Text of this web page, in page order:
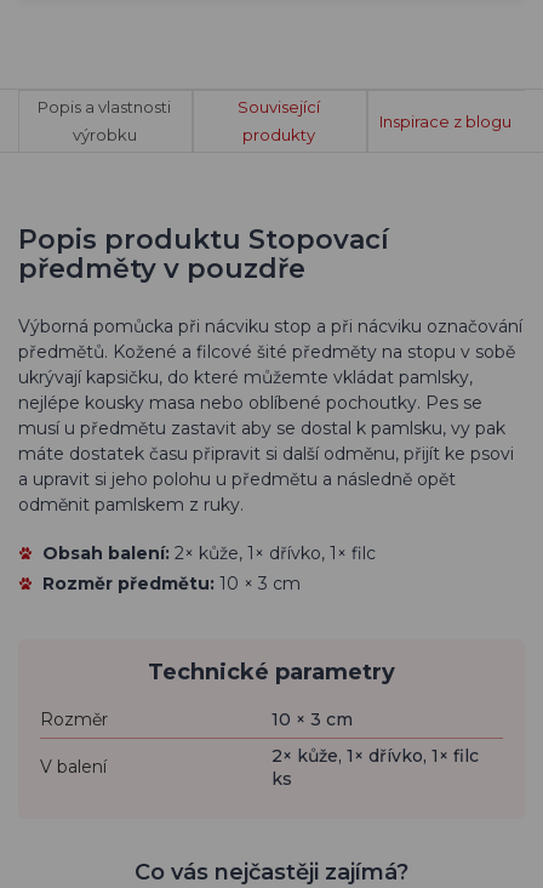
Popis a vlastnosti
výrobku
Související
produkty
Inspirace z blogu
Popis produktu Stopovací
předměty v pouzdře
Výborná pomůcka při nácviku stop a při nácviku označování
předmětů. Kožené a filcové šité předměty na stopu v sobě
ukrývají kapsičku, do které můžemte vkládat pamlsky,
nejlépe kousky masa nebo oblíbené pochoutky. Pes se
musí u předmětu zastavit aby se dostal k pamlsku, vy pak
máte dostatek času připravit si další odměnu, přijít ke psovi
a upravit si jeho polohu u předmětu a následně opět
odměnit pamlskem z ruky.
Obsah balení: 2× kůže, 1× dřívko, 1× filc
Rozměr předmětu: 10 × 3 cm
Technické parametry
Rozměr 10 × 3 cm
V balení
2× kůže, 1× dřívko, 1× filc
ks
Co vás nejčastěji zajímá?